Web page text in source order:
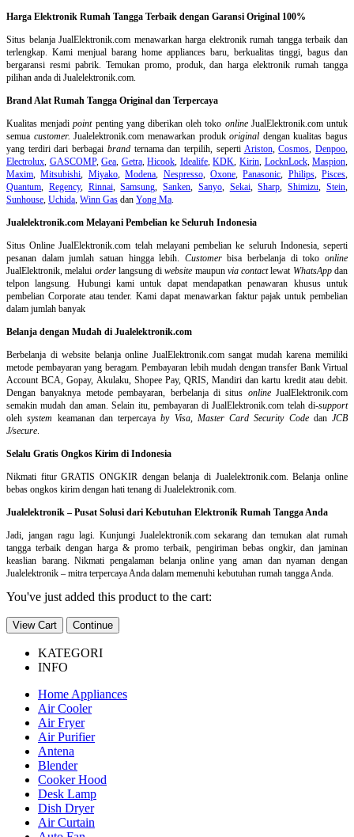
Harga Elektronik Rumah Tangga Terbaik dengan Garansi Original 100%
Situs belanjaJualElektronik.com menawarkan harga elektronik rumah tangga terbaik dan
terlengkap. Kami menjual barang home appliances baru, berkualitas tinggi, bagus dan
bergaransi resmi pabrik. Temukan promo, produk, dan harga elektronik rumah tangga
pilihan anda di Jualelektronik.com.
Brand Alat Rumah Tangga Original dan Terpercaya
Kualitas menjadipointpenting yang diberikan oleh toko onlineJualElektronik.com untuk
semua customer. Jualelektronik.com menawarkan produkoriginal dengan kualitas bagus
yang terdiri dari berbagai brandternama dan terpilih, seperti Ariston,Cosmos,Denpoo,
Electrolux, GASCOMP,Gea, Getra,Hicook, Idealife,KDK, Kirin, LocknLock,Maspion,
Maxim,Mitsubishi, Miyako,Modena, Nespresso, Oxone,Panasonic, Philips, Pisces,
Quantum, Regency, Rinnai,Samsung,Sanken, Sanyo, Sekai,Sharp,Shimizu,Stein,
Sunhouse, Uchida, Winn Gas dan Yong Ma.
Jualelektronik.com Melayani Pembelian ke Seluruh Indonesia
Situs Online JualElektronik.com telah melayani pembelian ke seluruh Indonesia, seperti
pesanan dalam jumlah satuan hingga lebih. Customerbisa berbelanja di tokoonline
JualElektronik, melalui orderlangsung diwebsite maupun via contactlewat WhatsAppdan
telpon langsung. Hubungi kami untuk dapat mendapatkan penawaran khusus untuk
pembelian Corporate atau tender. Kami dapat menawarkan faktur pajak untuk pembelian
dalam jumlah banyak
Belanja dengan Mudah di Jualelektronik.com
Berbelanja diwebsite belanja online JualElektronik.com sangat mudah karena memiliki
metode pembayaran yang beragam. Pembayaran lebih mudah dengan transfer Bank Virtual
Account BCA, Gopay, Akulaku, Shopee Pay, QRIS, Mandiri dan kartu kredit atau debit.
Dengan banyaknya metode pembayaran, berbelanja di situs onlineJualElektronik.com
semakin mudah dan aman. Selain itu, pembayaran di JualElektronik.com telah di-support
olehsystem keamanan dan terpercayaby Visa, Master Card Security Codedan JCB
J/secure.
Selalu Gratis Ongkos Kirim di Indonesia
Nikmati fitur GRATIS ONGKIR dengan belanja di Jualelektronik.com. Belanja online
bebas ongkos kirim dengan hati tenang di Jualelektronik.com.
Jualelektronik – Pusat Solusi dari Kebutuhan Elektronik Rumah Tangga Anda
Jadi, jangan ragu lagi. Kunjungi Jualelektronik.com sekarang dan temukan alat rumah
tangga terbaik dengan harga & promo terbaik, pengiriman bebas ongkir, dan jaminan
keaslian barang. Nikmati pengalaman belanja online yang aman dan nyaman dengan
Jualelektronik – mitra terpercaya Anda dalam memenuhi kebutuhan rumah tangga Anda.
You've just added this product to the cart:
View Cart Continue
KATEGORI
INFO
Home Appliances
Air Cooler
Air Fryer
Air Purifier
Antena
Blender
Cooker Hood
Desk Lamp
Dish Dryer
Air Curtain